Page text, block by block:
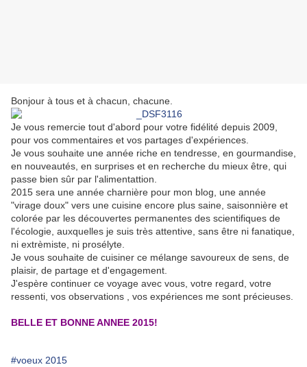
Bonjour à tous et à chacun, chacune.
Je vous remercie tout d'abord pour votre fidélité depuis 2009,
pour vos commentaires et vos partages d'expériences.
Je vous souhaite une année riche en tendresse, en gourmandise,
en nouveautés, en surprises et en recherche du mieux être, qui
passe bien sûr par l'alimentattion.
2015 sera une année charnière pour mon blog, une année
"virage doux" vers une cuisine encore plus saine, saisonnière et
colorée par les découvertes permanentes des scientifiques de
l'écologie, auxquelles je suis très attentive, sans être ni fanatique,
ni extrèmiste, ni prosélyte.
Je vous souhaite de cuisiner ce mélange savoureux de sens, de
plaisir, de partage et d'engagement.
J'espère continuer ce voyage avec vous, votre regard, votre
ressenti, vos observations , vos expériences me sont précieuses.
BELLE ET BONNE ANNEE 2015!
#voeux 2015